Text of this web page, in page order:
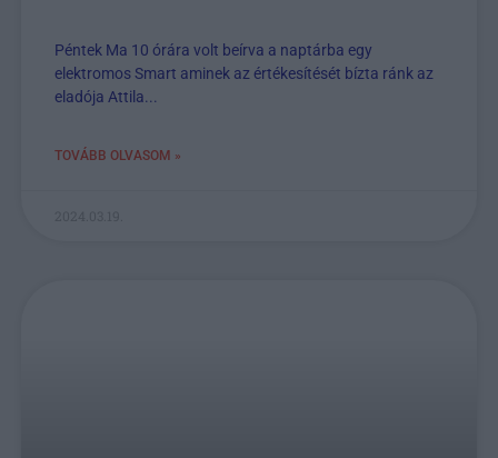
Péntek Ma 10 órára volt beírva a naptárba egy
elektromos Smart aminek az értékesítését bízta ránk az
eladója Attila...
TOVÁBB OLVASOM »